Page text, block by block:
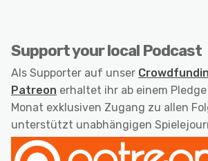
Support your local Podcast
Als Supporter auf unser
Patreon erhaltet ihr ab einem
Monat exklusiven Zugang zu allen
unterstützt unabhängigen